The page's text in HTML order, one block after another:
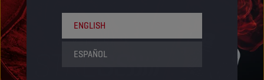
ENGLISH
ESPAÑOL